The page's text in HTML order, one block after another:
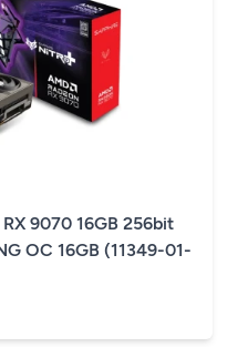
9070 16GB 256bit
OC 16GB (11349-01-